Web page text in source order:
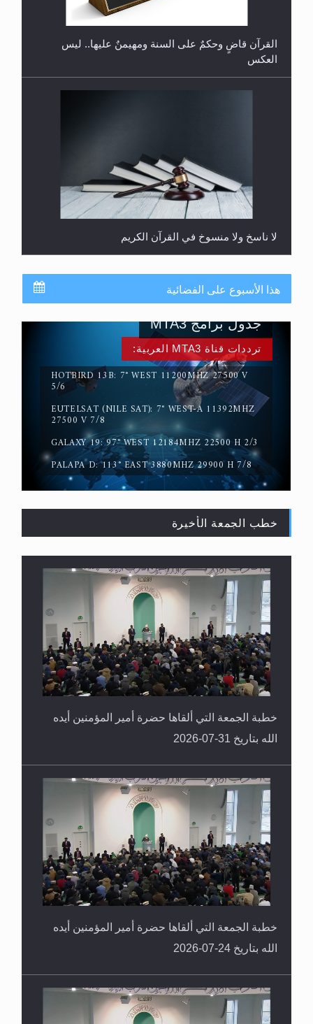
والأظافر البلاستيكية وطلاء الأظافر حاجبا للوضوء وهل
يُسمح الصلاة بها؟
القرآن قاضٍ وحكمٌ على السنة ومهيمنٌ عليها.. ليس
العكس
لا ناسخ ولا منسوخ في القرآن الكريم
المفهوم الحقيقي للجهاد الإسلامي..
سورة التكوير تُنبئ بزمن بعثة المسيح الموعود عليه
السلام
هذا الأسبوع على الفضائية
ترددات قناة MTA3 العربية:
HOTBIRD 13B: 7° WEST 11200MHZ 27500 V
5/6
EUTELSAT (NILE SAT): 7° WEST-A 11392MHZ
27500 V 7/8
GALAXY 19: 97° WEST 12184MHZ 22500 H 2/3
PALAPA D: 113° EAST 3880MHZ 29900 H 7/8
جدول برامج MTA3
خطب الجمعة الأخيرة
خطبة الجمعة التي ألقاها حضرة أمير المؤمنين أيده
الله بتاريخ 31-07-2026
خطبة الجمعة التي ألقاها حضرة أمير المؤمنين أيده
الله بتاريخ 24-07-2026